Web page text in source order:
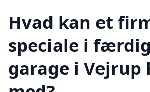
Hvad kan et
speciale i
garage i